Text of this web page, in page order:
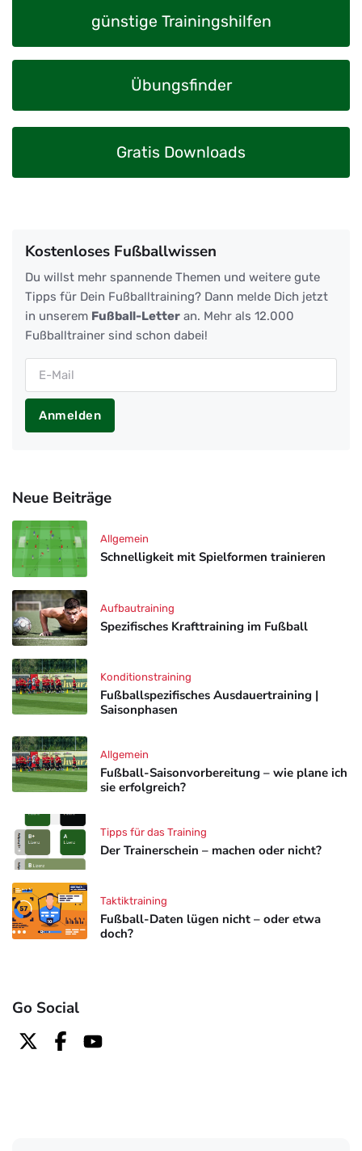
günstige Trainingshilfen
Übungsfinder
Gratis Downloads
Kostenloses Fußballwissen
Du willst mehr spannende Themen und weitere gute
Tipps für Dein Fußballtraining? Dann melde Dich jetzt
in unserem Fußball-Letter an. Mehr als 12.000
Fußballtrainer sind schon dabei!
Anmelden
Neue Beiträge
Schnelligkeit mit Spielformen trainieren
Allgemein
Spezifisches Krafttraining im Fußball
Aufbautraining
Fußballspezifisches Ausdauertraining |
Saisonphasen
Konditionstraining
Fußball-Saisonvorbereitung – wie plane ich
sie erfolgreich?
Allgemein
Der Trainerschein – machen oder nicht?
Tipps für das Training
Fußball-Daten lügen nicht – oder etwa
doch?
Taktiktraining
Go Social